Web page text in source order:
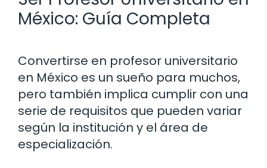
México: Guía Completa
Convertirse en profesor universitario
en México es un sueño para muchos,
pero también implica cumplir con una
serie de requisitos que pueden variar
según la institución y el área de
especialización.